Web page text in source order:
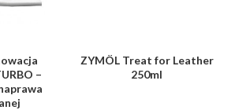
–
ZYMÖL Treat for Leather
250ml